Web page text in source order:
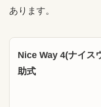
あります。
Nice Way 4(ナイス
助式